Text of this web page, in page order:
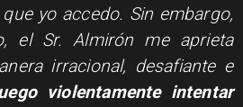
yo accedo. Sin embargo,
el Sr. Almirón me aprieta
irracional, desafiante e
violentamente intentar